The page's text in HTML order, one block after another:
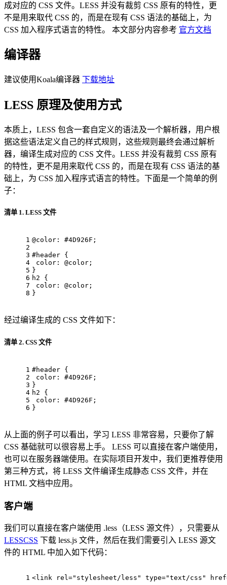
成对应的 CSS 文件。LESS 并没有裁剪 CSS 原有的特性，更
不是用来取代 CSS 的，而是在现有 CSS 语法的基础上，为
CSS 加入程序式语言的特性。 本文部分内容参考 官方文档
编译器
建议使用Koala编译器 下载地址
LESS 原理及使用方式
本质上，LESS 包含一套自定义的语法及一个解析器，用户根
据这些语法定义自己的样式规则，这些规则最终会通过解析
器，编译生成对应的 CSS 文件。LESS 并没有裁剪 CSS 原有
的特性，更不是用来取代 CSS 的，而是在现有 CSS 语法的基
础上，为 CSS 加入程序式语言的特性。下面是一个简单的例
子：
清单 1. LESS 文件
1
2
3
4
5
6
7
8
@color: #4D926F ;
#header {
color : @color ;
}
h2 {
color : @color ;
}
经过编译生成的 CSS 文件如下：
清单 2. CSS 文件
1
2
3
4
5
6
#header {
color : #4D926F ;
}
h2 {
color : #4D926F ;
}
从上面的例子可以看出，学习 LESS 非常容易，只要你了解
CSS 基础就可以很容易上手。 LESS 可以直接在客户端使用，
也可以在服务器端使用。在实际项目开发中，我们更推荐使用
第三种方式，将 LESS 文件编译生成静态 CSS 文件，并在
HTML 文档中应用。
客户端
我们可以直接在客户端使用 .less（LESS 源文件），只需要从
LESSCSS 下载 less.js 文件，然后在我们需要引入 LESS 源文
件的 HTML 中加入如下代码：
1 <link rel="stylesheet/less" type="text/css" href